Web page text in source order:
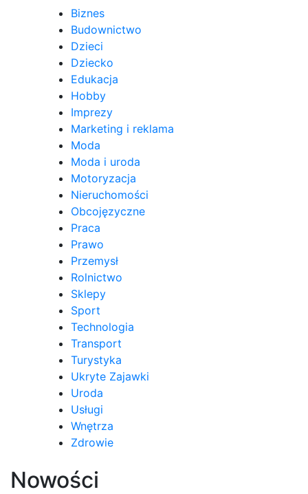
Biznes
Budownictwo
Dzieci
Dziecko
Edukacja
Hobby
Imprezy
Marketing i reklama
Moda
Moda i uroda
Motoryzacja
Nieruchomości
Obcojęzyczne
Praca
Prawo
Przemysł
Rolnictwo
Sklepy
Sport
Technologia
Transport
Turystyka
Ukryte Zajawki
Uroda
Usługi
Wnętrza
Zdrowie
Nowości